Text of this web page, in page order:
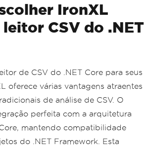
IronXL
CSV do .NET
de CSV do .NET Core para seus
oferece várias vantagens atraentes
de análise de CSV. O
perfeita com a arquitetura
mantendo compatibilidade
do .NET Framework. Esta